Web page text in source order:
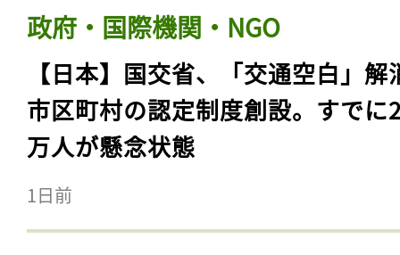
政府・国際機関・NGO
【日本】国交省、「交通空白」解
市区町村の認定制度創設。すでに
万人が懸念状態
1日前